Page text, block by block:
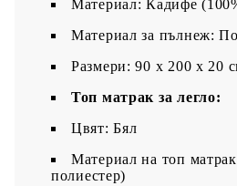
Материал: Кадифе
Материал за пълнеж:
Размери: 90 x 200 x
Топ матрак за легло:
Цвят: Бял
Материал на топ
полиестер)